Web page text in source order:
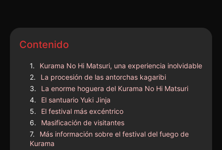
Contenido
Kurama No Hi Matsuri, una experiencia inolvidable
La procesión de las antorchas kagaribi
La enorme hoguera del Kurama No Hi Matsuri
El santuario Yuki Jinja
El festival más excéntrico
Masificación de visitantes
Más información sobre el festival del fuego de
Kurama